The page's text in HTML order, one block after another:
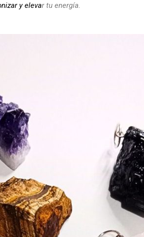
y elevar tu energía.